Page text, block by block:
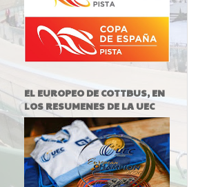
EL EUROPEO DE COTTBUS, EN
LOS RESUMENES DE LA UEC